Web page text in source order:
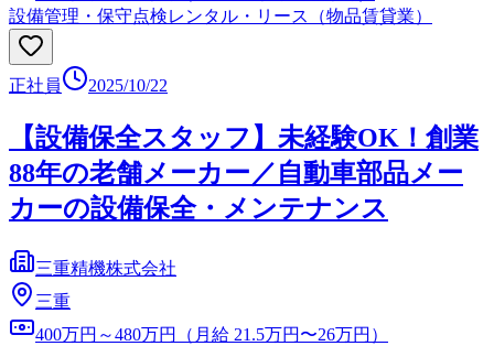
設備管理・保守点検レンタル・リース（物品賃貸業）
正社員 2025/10/22
【設備保全スタッフ】未経験OK！創業
88年の老舗メーカー／自動車部品メー
カーの設備保全・メンテナンス
三重精機株式会社
三重
400万円～480万円（月給 21.5万円〜26万円）